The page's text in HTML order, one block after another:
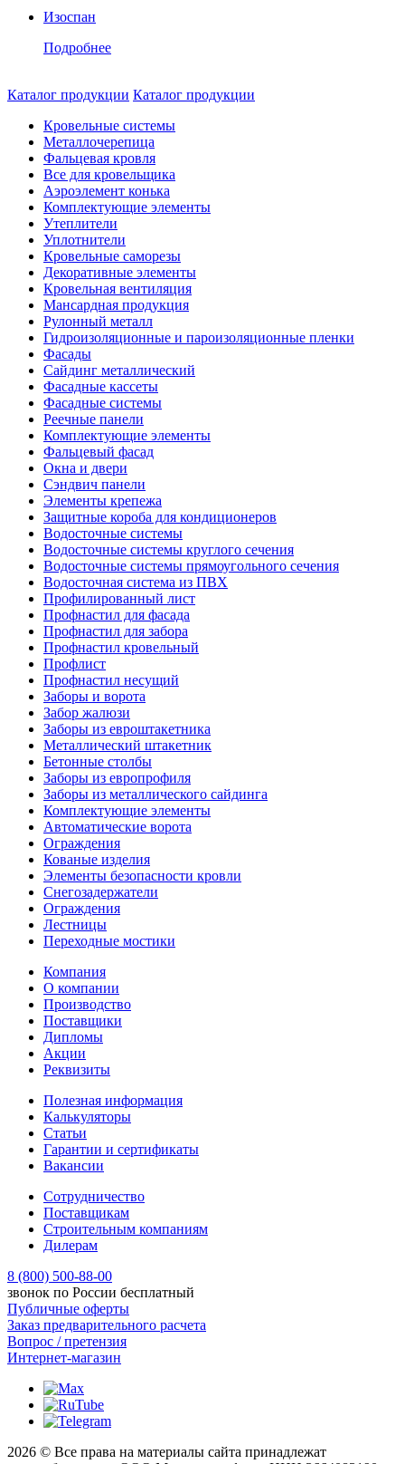
Изоспан
Подробнее
Каталог продукции Каталог продукции
Кровельные системы
Металлочерепица
Фальцевая кровля
Все для кровельщика
Аэроэлемент конька
Комплектующие элементы
Утеплители
Уплотнители
Кровельные саморезы
Декоративные элементы
Кровельная вентиляция
Мансардная продукция
Рулонный металл
Гидроизоляционные и пароизоляционные пленки
Фасады
Сайдинг металлический
Фасадные кассеты
Фасадные системы
Реечные панели
Комплектующие элементы
Фальцевый фасад
Окна и двери
Сэндвич панели
Элементы крепежа
Защитные короба для кондиционеров
Водосточные системы
Водосточные системы круглого сечения
Водосточные системы прямоугольного сечения
Водосточная система из ПВХ
Профилированный лист
Профнастил для фасада
Профнастил для забора
Профнастил кровельный
Профлист
Профнастил несущий
Заборы и ворота
Забор жалюзи
Заборы из евроштакетника
Металлический штакетник
Бетонные столбы
Заборы из европрофиля
Заборы из металлического сайдинга
Комплектующие элементы
Автоматические ворота
Ограждения
Кованые изделия
Элементы безопасности кровли
Снегозадержатели
Ограждения
Лестницы
Переходные мостики
Компания
О компании
Производство
Поставщики
Дипломы
Акции
Реквизиты
Полезная информация
Калькуляторы
Статьи
Гарантии и сертификаты
Вакансии
Сотрудничество
Поставщикам
Строительным компаниям
Дилерам
8 (800) 500-88-00
звонок по России бесплатный
Публичные оферты
Заказ предварительного расчета
Вопрос / претензия
Интернет-магазин
2026 © Все права на материалы сайта принадлежат